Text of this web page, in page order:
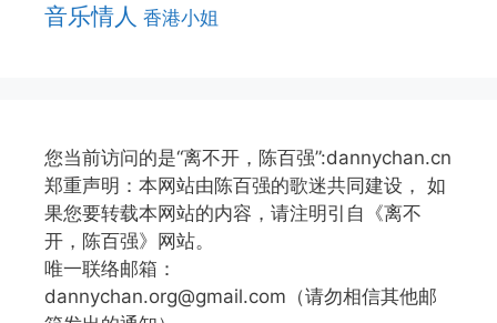
音乐情人 香港小姐
您当前访问的是“离不开，陈百强”:dannychan.cn
郑重声明：本网站由陈百强的歌迷共同建设， 如
果您要转载本网站的内容，请注明引自《离不
开，陈百强》网站。
唯一联络邮箱：
dannychan.org@gmail.com（请勿相信其他邮